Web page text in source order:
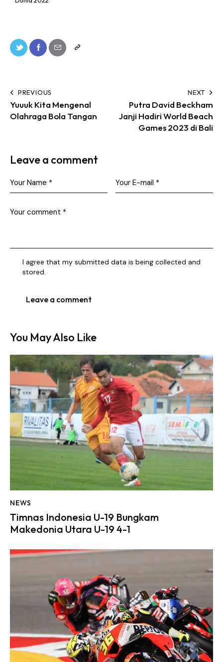
PREVIOUS
Yuuuk Kita Mengenal
Olahraga Bola Tangan
NEXT
Putra David Beckham
Janji Hadiri World Beach
Games 2023 di Bali
Leave a comment
I agree that my submitted data is being collected and
stored.
You May Also Like
NEWS
Timnas Indonesia U-19 Bungkam
Makedonia Utara U-19 4-1